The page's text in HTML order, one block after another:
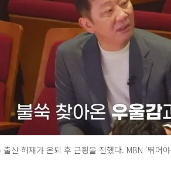
출신 허재가 은퇴 후 근황을 전했다. MBN ‘뛰어